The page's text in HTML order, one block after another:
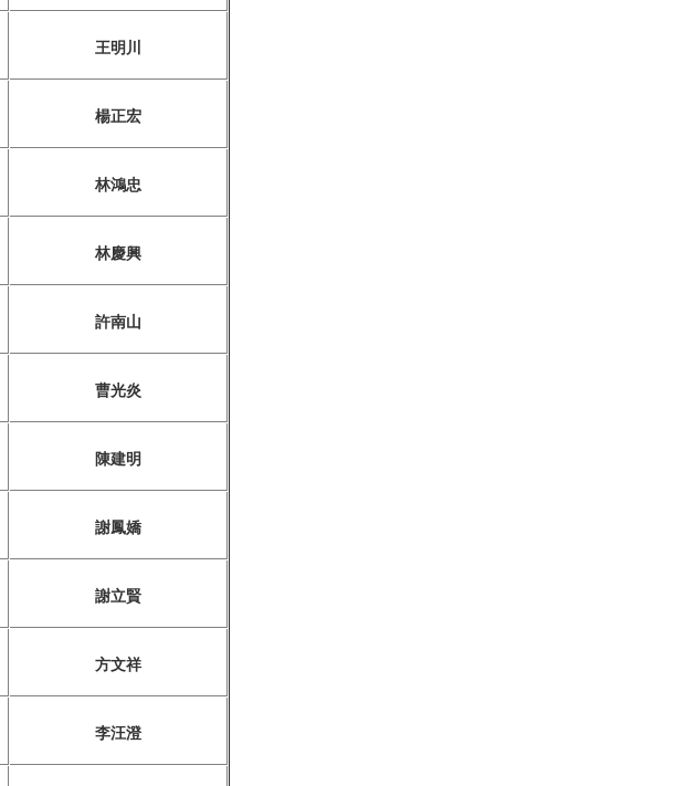
王明川
楊正宏
林鴻忠
林慶興
許南山
曹光炎
陳建明
謝鳳嬌
謝立賢
方文祥
李汪澄